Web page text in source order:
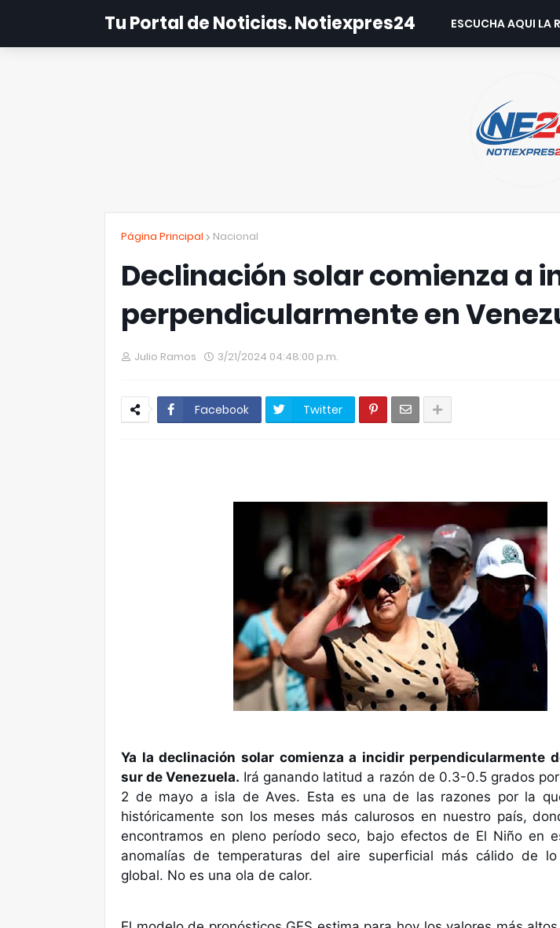
Tu Portal de Noticias. Notiexpres24 ESCUCHA AQUI LA
Página Principal Nacional
Declinación solar comienza a
perpendicularmente en
Julio Ramos 3/21/2024 04:48:00 p.m.
Facebook Twitter
Ya la declinación solar comienza a incidir perpendicularmente
sur de Venezuela. Irá ganando latitud a razón de 0.3-0.5 grados
2 de mayo a isla de Aves. Esta es una de las razones por la
históricamente son los meses más calurosos en nuestro país,
encontramos en pleno período seco, bajo efectos de El Niño en
anomalías de temperaturas del aire superficial más cálido de
global. No es una ola de calor.